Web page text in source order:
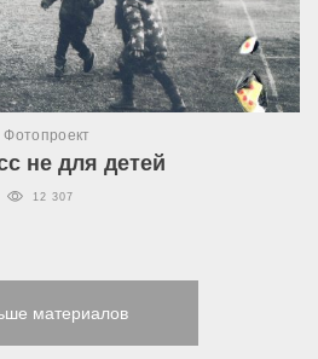
Фотопроект
не для детей
12 307
материалов